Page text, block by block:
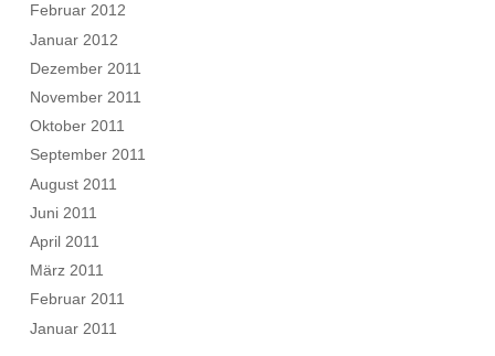
Februar 2012
Januar 2012
Dezember 2011
November 2011
Oktober 2011
September 2011
August 2011
Juni 2011
April 2011
März 2011
Februar 2011
Januar 2011